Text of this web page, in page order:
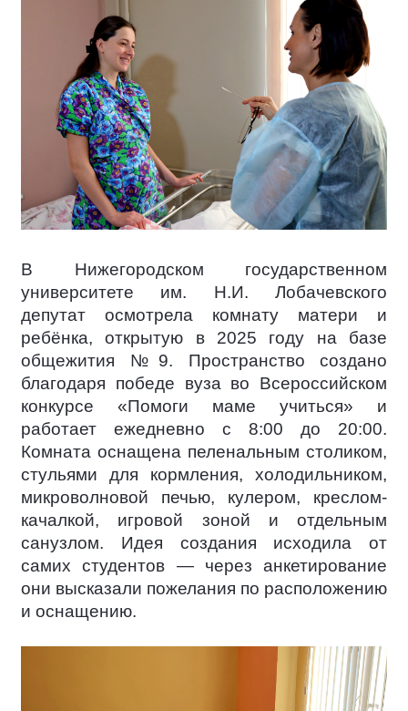
В Нижегородском государственном
университете им. Н.И. Лобачевского
депутат осмотрела комнату матери и
ребёнка, открытую в 2025 году на базе
общежития №9. Пространство создано
благодаря победе вуза во Всероссийском
конкурсе «Помоги маме учиться» и
работает ежедневно с 8:00 до 20:00.
Комната оснащена пеленальным столиком,
стульями для кормления, холодильником,
микроволновой печью, кулером, креслом-
качалкой, игровой зоной и отдельным
санузлом. Идея создания исходила от
самих студентов — через анкетирование
они высказали пожелания по расположению
и оснащению.